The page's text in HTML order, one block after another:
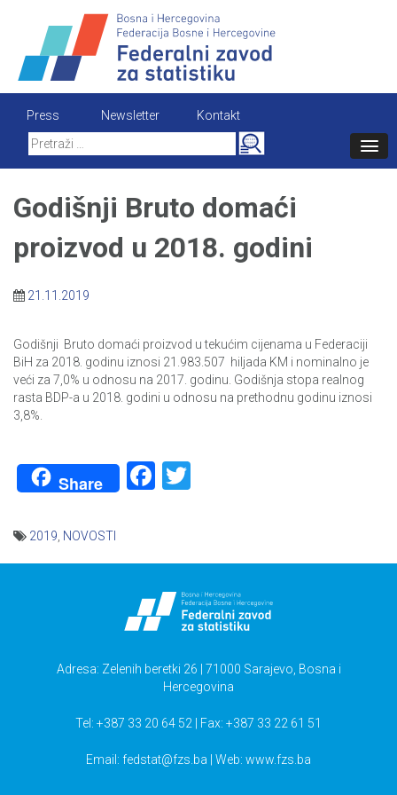
content
Press Newsletter
Kontakt
Search
for:
Godišnji Bruto domaći
proizvod u 2018. godini
21.11.2019
Godišnji Bruto domaći proizvod u tekućim cijenama u Federaciji
BiH za 2018. godinu iznosi 21.983.507 hiljada KM i nominalno je
veći za 7,0% u odnosu na 2017. godinu. Godišnja stopa realnog
rasta BDP-a u 2018. godini u odnosu na prethodnu godinu iznosi
3,8%.
Share Facebook
2019 NOVOSTI
Adresa: Zelenih beretki 26 | 71000 Sarajevo, Bosna i
Hercegovina
Tel: +387 33 20 64 52 | Fax: +387 33 22 61 51
Email: fedstat@fzs.ba | Web: www.fzs.ba